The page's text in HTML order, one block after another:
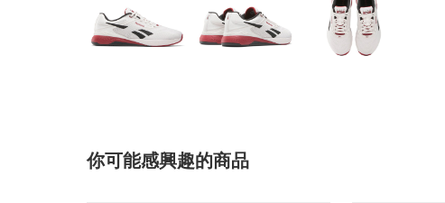
你可能感興趣的商品